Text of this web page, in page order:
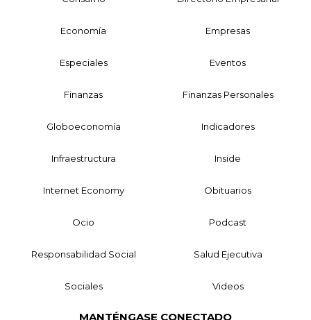
Economía Empresas
Especiales Eventos
Finanzas Finanzas Personales
Globoeconomía Indicadores
Infraestructura Inside
Internet Economy Obituarios
Ocio Podcast
Responsabilidad Social Salud Ejecutiva
Sociales Videos
MANTÉNGASE CONECTADO